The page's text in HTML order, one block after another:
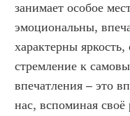
занимает особое
эмоциональны,
характерны
стремление к
впечатления – это
нас, вспоминая своё